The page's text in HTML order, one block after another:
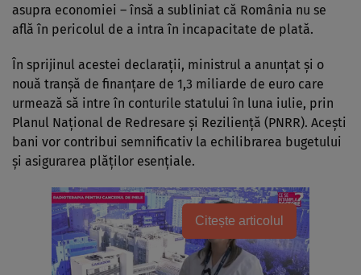
asupra economiei – însă a subliniat că România nu se
află în pericolul de a intra în incapacitate de plată.
În sprijinul acestei declarații, ministrul a anunțat și o
nouă tranșă de finanțare de 1,3 miliarde de euro care
urmează să intre în conturile statului în luna iulie, prin
Planul Național de Redresare și Reziliență (PNRR). Acești
bani vor contribui semnificativ la echilibrarea bugetului
și asigurarea plăților esențiale.
Citește articolul